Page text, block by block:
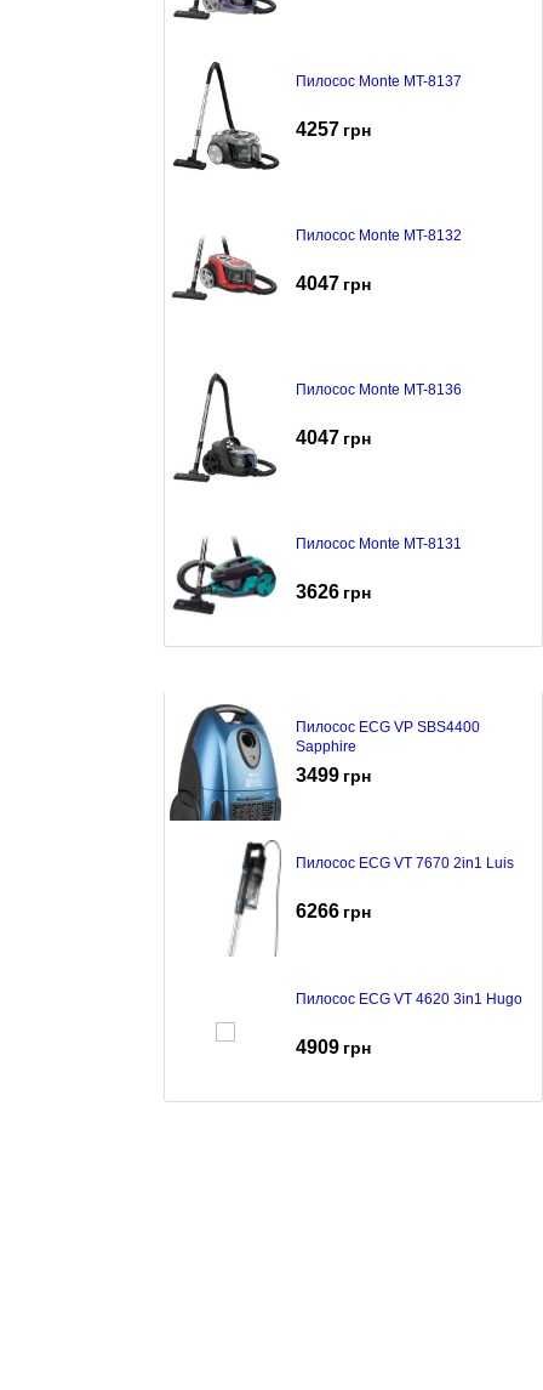
Пилосос Monte MT-8137
4257 грн
Пилосос Monte MT-8132
4047 грн
Пилосос Monte MT-8136
4047 грн
Пилосос Monte MT-8131
3626 грн
Пилосос ECG VP SBS4400
Sapphire
3499 грн
Пилосос ECG VT 7670 2in1 Luis
6266 грн
Пилосос ECG VT 4620 3in1 Hugo
4909 грн